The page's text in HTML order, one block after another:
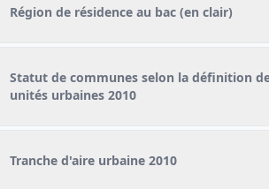
Région de résidence au bac (en clair)
Statut de communes selon la définition
unités urbaines 2010
Tranche d'aire urbaine 2010